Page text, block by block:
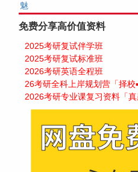
魅
免费分享高价值资料
2025考研复试伴学班
2025考研复试标准班
2026考研英语全程班
26考研全科上岸规划营「择校▪
2026考研专业课复习资料「真